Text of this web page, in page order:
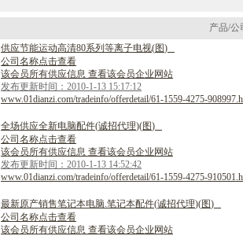
产品/公
供应节能运动高清80系列 等离子电视(图)
公司名称点击查看
该会员所有供应信息 查看该会员企业网站
发布更新时间：2010-1-13 15:17:12
www.01dianzi.com/tradeinfo/offerdetail/61-1559-4275-
全场供应全新电脑配件(诚招代理)(图)
公司名称点击查看
该会员所有供应信息 查看该会员企业网站
发布更新时间：2010-1-13 14:52:42
www.01dianzi.com/tradeinfo/offerdetail/61-1559-4275-
最新原产销售笔记本电脑.笔记本配件(诚招代理)(图)
公司名称点击查看
该会员所有供应信息 查看该会员企业网站